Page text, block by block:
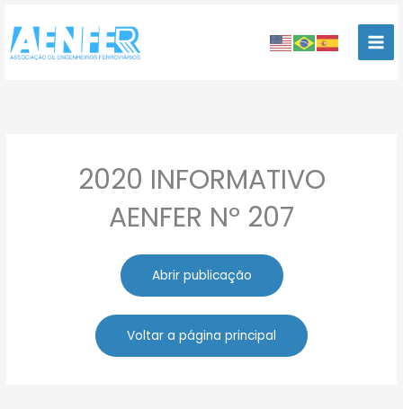
para
conteúdo
2020 INFORMATIVO
AENFER Nº 207
Abrir publicação
Voltar a página principal